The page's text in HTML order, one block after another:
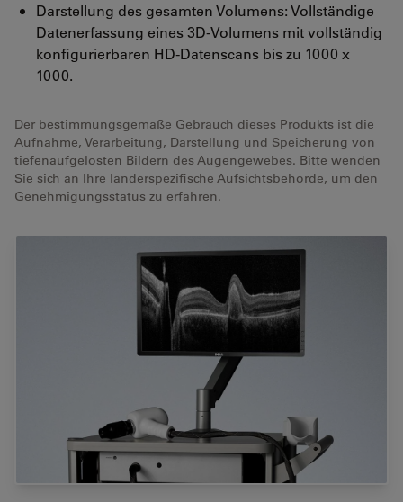
Darstellung des gesamten Volumens: Vollständige
Datenerfassung eines 3D-Volumens mit vollständig
konfigurierbaren HD-Datenscans bis zu 1000 x
1000.
Der bestimmungsgemäße Gebrauch dieses Produkts ist die
Aufnahme, Verarbeitung, Darstellung und Speicherung von
tiefenaufgelösten Bildern des Augengewebes. Bitte wenden
Sie sich an Ihre länderspezifische Aufsichtsbehörde, um den
Genehmigungsstatus zu erfahren.